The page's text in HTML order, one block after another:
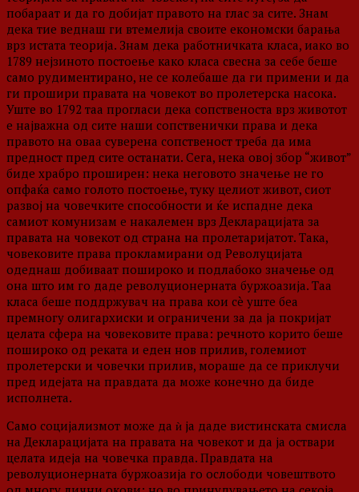
побараат и да го добијат правото на глас за сите. Знам
дека тие веднаш ги втемелија своите економски барања
врз истата теорија. Знам дека работничката класа, иако во
1789 нејзиното постоење како класа свесна за себе беше
само рудиментирано, не се колебаше да ги примени и да
ги прошири правата на човекот во пролетерска насока.
Уште во 1792 таа прогласи дека сопственоста врз животот
е најважна од сите наши сопственички права и дека
правото на оваа суверена сопственост треба да има
предност пред сите останати. Сега, нека овој збор “живот”
биде храбро проширен: нека неговото значење не го
опфаќа само голото постоење, туку целиот живот, сиот
развој на човечките способности и ќе испадне дека
самиот комунизам е накалемен врз Декларацијата за
правата на човекот од страна на пролетаријатот. Така,
човековите права прокламирани од Револуцијата
одеднаш добиваат пошироко и подлабоко значење од
она што им го даде револуционерната буржоазија. Таа
класа беше поддржувач на права кои сè уште беа
премногу олигархиски и ограничени за да ја покријат
целата сфера на човековите права: речното корито беше
пошироко од реката и еден нов прилив, големиот
пролетерски и човечки прилив, мораше да се приклучи
пред идејата на правдата да може конечно да биде
исполнета.
Само социјализмот може да ѝ ја даде вистинската смисла
на Декларацијата на правата на човекот и да ја оствари
целата идеја на човечка правда. Правдата на
револуционерната буржоазија го ослободи човештвото